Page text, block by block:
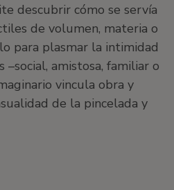
descubrir cómo se servía
de volumen, materia o
para plasmar la intimidad
–social, amistosa, familiar o
vincula obra y
de la pincelada y